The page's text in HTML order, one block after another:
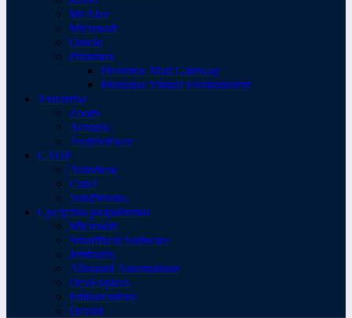
McAfee
Microsoft
Oracle
Proxmox
Proxmox Mail Gateway
Proxmox Virtual Environment
Утилиты
Zoom
Acronis
TeamViewer
САПР
Autodesk
Corel
SolidWorks
Средства разработки
Microsoft
SmartBear Software
JetBrains
Allround Automations
DevExpress
Embarcadero
Devart